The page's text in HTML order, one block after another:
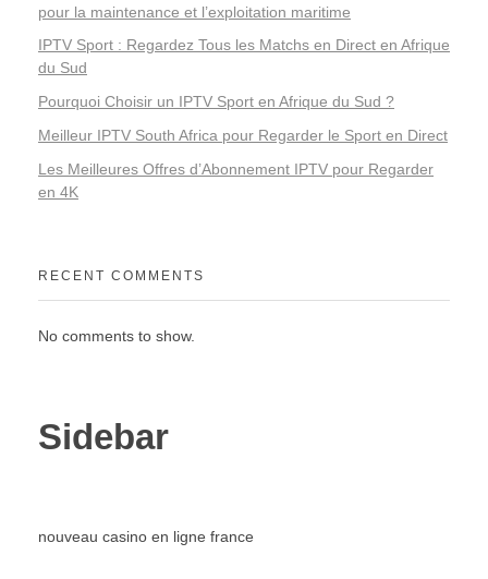
pour la maintenance et l’exploitation maritime
IPTV Sport : Regardez Tous les Matchs en Direct en Afrique
du Sud
Pourquoi Choisir un IPTV Sport en Afrique du Sud ?
Meilleur IPTV South Africa pour Regarder le Sport en Direct
Les Meilleures Offres d’Abonnement IPTV pour Regarder
en 4K
RECENT COMMENTS
No comments to show.
Sidebar
nouveau casino en ligne france